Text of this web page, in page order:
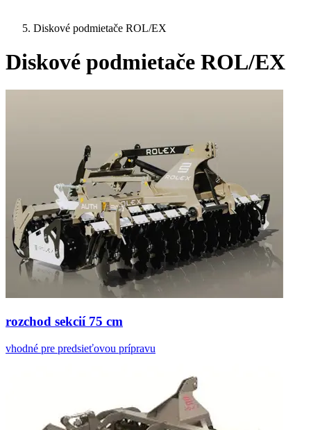
Diskové podmietače ROL/EX
Diskové podmietače ROL/EX
rozchod sekcií 75 cm
vhodné pre predsieťovou prípravu